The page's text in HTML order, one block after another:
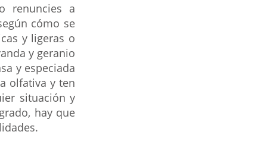
renuncies a
cómo se
y ligeras o
y geranio
y especiada
olfativa y ten
situación y
hay que